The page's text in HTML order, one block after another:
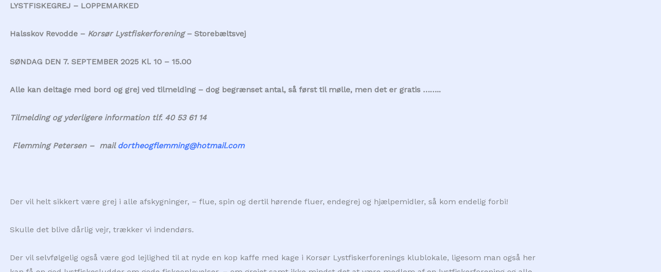
LYSTFISKEGREJ – LOPPEMARKED
Halsskov Revodde – Korsør Lystfiskerforening– Storebæltsvej
SØNDAG DEN 7. SEPTEMBER 2025 Kl. 10 – 15.00
Alle kan deltage med bord og grej ved tilmelding – dog begrænset antal, så først til mølle, men det er gratis ……..
Tilmelding og yderligere information tlf. 40 53 61 14
Flemming Petersen – mail dortheogflemming@hotmail.com
Der vil helt sikkert være grej i alle afskygninger, – flue, spin og dertil hørende fluer, endegrej og hjælpemidler, så kom endelig forbi!
Skulle det blive dårlig vejr, trækker vi indendørs.
Der vil selvfølgelig også være god lejlighed til at nyde en kop kaffe med kage i Korsør Lystfiskerforenings klublokale, ligesom man også her